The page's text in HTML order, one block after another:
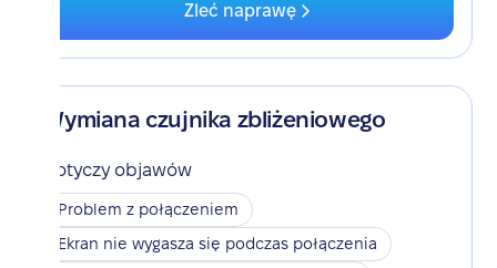
Zleć naprawę
Wymiana czujnika zbliżeniowego
Dotyczy objawów
Problem z połączeniem
Ekran nie wygasza się podczas połączenia